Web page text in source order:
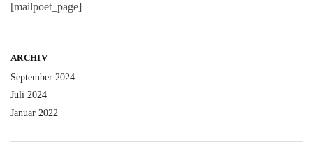
[mailpoet_page]
ARCHIV
September 2024
Juli 2024
Januar 2022